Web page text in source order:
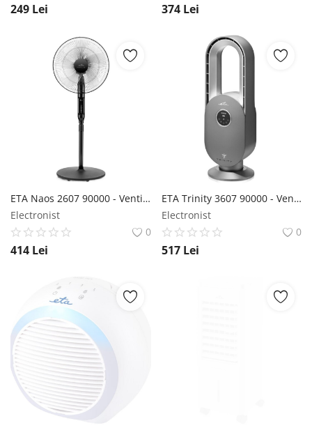
249 Lei 374 Lei
ETA Naos 2607 90000 - Ventilator stand ETA
Electronist
0
414 Lei
ETA Trinity 3607 90000 - Ventilator de coloană ETA
Electronist
0
517 Lei